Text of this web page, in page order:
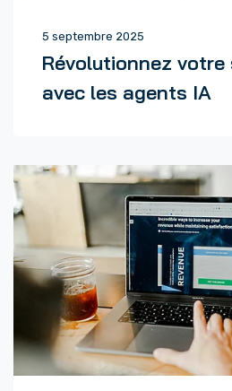
5 septembre 2025
Révolutionnez
avec les agents IA